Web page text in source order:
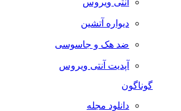
آنتی ویروس
دیواره آتشین
ضد هک و جاسوسی
آپدیت آنتی ویروس
گوناگون
دانلود مجله